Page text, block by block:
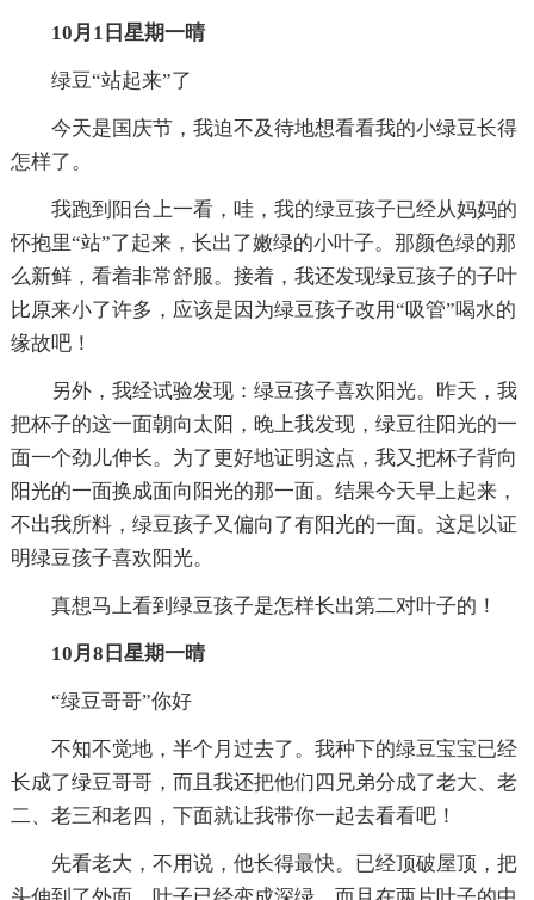
10月1日星期一晴
绿豆“站起来”了
今天是国庆节，我迫不及待地想看看我的小绿豆长得
怎样了。
我跑到阳台上一看，哇，我的绿豆孩子已经从妈妈的
怀抱里“站”了起来，长出了嫩绿的小叶子。那颜色绿的那
么新鲜，看着非常舒服。接着，我还发现绿豆孩子的子叶
比原来小了许多，应该是因为绿豆孩子改用“吸管”喝水的
缘故吧！
另外，我经试验发现：绿豆孩子喜欢阳光。昨天，我
把杯子的这一面朝向太阳，晚上我发现，绿豆往阳光的一
面一个劲儿伸长。为了更好地证明这点，我又把杯子背向
阳光的一面换成面向阳光的那一面。结果今天早上起来，
不出我所料，绿豆孩子又偏向了有阳光的一面。这足以证
明绿豆孩子喜欢阳光。
真想马上看到绿豆孩子是怎样长出第二对叶子的！
10月8日星期一晴
“绿豆哥哥”你好
不知不觉地，半个月过去了。我种下的绿豆宝宝已经
长成了绿豆哥哥，而且我还把他们四兄弟分成了老大、老
二、老三和老四，下面就让我带你一起去看看吧！
先看老大，不用说，他长得最快。已经顶破屋顶，把